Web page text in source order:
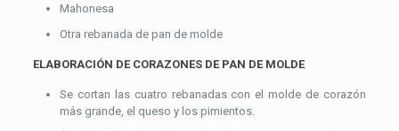
Mahonesa
Otra rebanada de pan de molde
ELABORACIÓN DE CORAZONES DE PAN DE MOLDE
Se cortan las cuatro rebanadas con el molde de corazón
más grande, el queso y los pimientos.